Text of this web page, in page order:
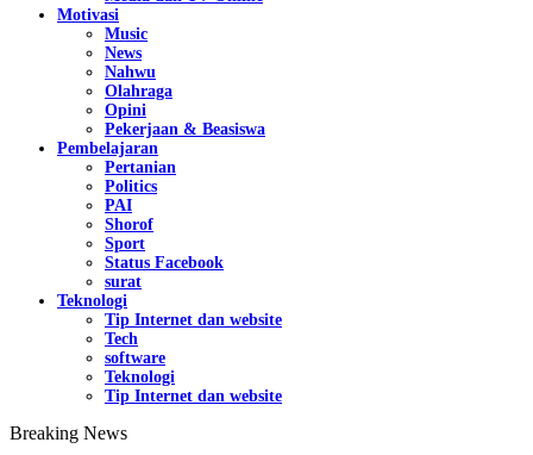
Motivasi
Music
News
Nahwu
Olahraga
Opini
Pekerjaan & Beasiswa
Pembelajaran
Pertanian
Politics
PAI
Shorof
Sport
Status Facebook
surat
Teknologi
Tip Internet dan website
Tech
software
Teknologi
Tip Internet dan website
Breaking News